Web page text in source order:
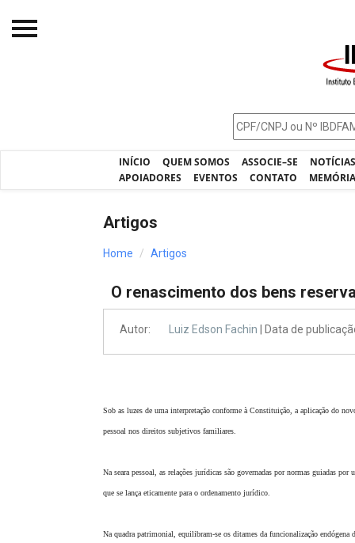
INÍCIO QUEM SOMOS ASSOCIE–SE
APOIADORES
EVENTOS CONTATO
Processos - IBDFAM
Artigos
Home Artigos
O renascimento dos bens
Autor: Luiz Edson Fachin | Data de
Sob as luzes de uma interpretação conforme à Constituição, a aplicação do
pessoal nos direitos subjetivos familiares.
Na seara pessoal, as relações jurídicas são governadas por normas guiadas
que se lança eticamente para o ordenamento jurídico.
Na quadra patrimonial, equilibram-se os ditames da funcionalização